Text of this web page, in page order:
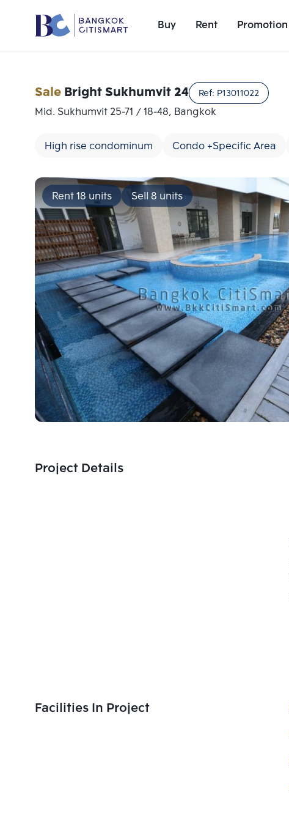
Buy Rent Promotion
SaleBright Sukhumvit 24 Ref: P13011022
Mid. Sukhumvit 25-71 / 18-48, Bangkok
High rise condominum Condo +Specific Area
Rent 18 units Sell 8 units
Project Details
Facilities In Project
Add comparative units
Number 1